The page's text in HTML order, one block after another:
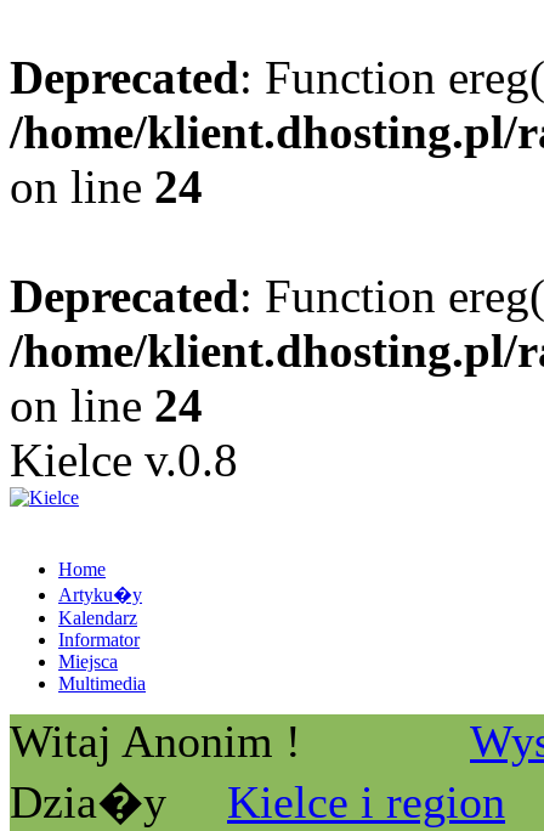
Deprecated: Function
/home/klient.dhosting.pl/
on line 24
Deprecated: Function
/home/klient.dhosting.pl/
on line 24
Kielce v.0.8
Home
Artyku�y
Kalendarz
Informator
Miejsca
Multimedia
Witaj Anonim !
Dzia�y
Kielce i region